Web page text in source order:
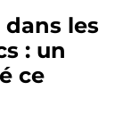
les
: un
ce